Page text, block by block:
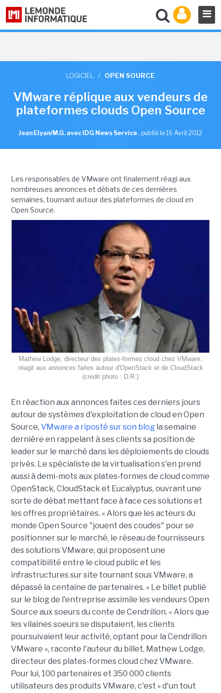
LOGICIEL / OPEN SOURCE
VMware réplique aux vendeurs de
plateformes clouds Open Source
Jean Elyan/M.G. avec IDG News Service , publié le 16 Avril 2012
Les responsables de VMware ont finalement réagi aux
nombreuses annonces et débats de ces dernières
semaines, tournant autour des plateformes de cloud en
Open Source.
Mathew Lodge, directeur des plates-formes cloud chez VMware,
réagit aux annonces faites autour d'OpenStack et de CloudStack
(crédit photo : D.R.)
En réaction aux annonces faites ces derniers jours
autour de systèmes d'exploitation de cloud en Open
Source, VMware a riposté sur son blogla semaine
dernière en rappelant à ses clients sa position de
leader sur le marché dans les déploiements de clouds
privés. Le spécialiste de la virtualisation s'en prend
aussi à demi-mots aux plates-formes de cloud comme
OpenStack, CloudStack et Eucalyptus, ouvrant une
sorte de débat mettant face à face ces solutions et
les offres propriétaires. « Alors que les acteurs du
monde Open Source "jouent des coudes" pour se
positionner sur le marché, le réseau de fournisseurs
des solutions VMware, qui proposent une
compatibilité entre le cloud public et les
infrastructures sur site tournant sous VMware, a
dépassé la centaine de partenaires. » Le billet publié
sur le blog de l'entreprise assimile les vendeurs Open
Source aux soeurs du conte de Cendrillon. « Alors que
les vilaines soeurs se disputaient, les clients
poursuivaient leur activité, optant pour la Cendrillon
VMware », raconte l'auteur du billet, Mathew Lodge,
directeur des plates-formes cloud chez VMware.
Pour lui, 100 partenaires et 350 000 clients
utilisateurs des produits VMware, c'est « d'un tout